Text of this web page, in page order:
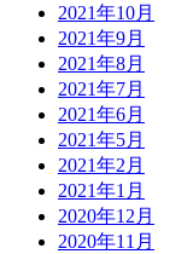
2021年10月
2021年9月
2021年8月
2021年7月
2021年6月
2021年5月
2021年2月
2021年1月
2020年12月
2020年11月